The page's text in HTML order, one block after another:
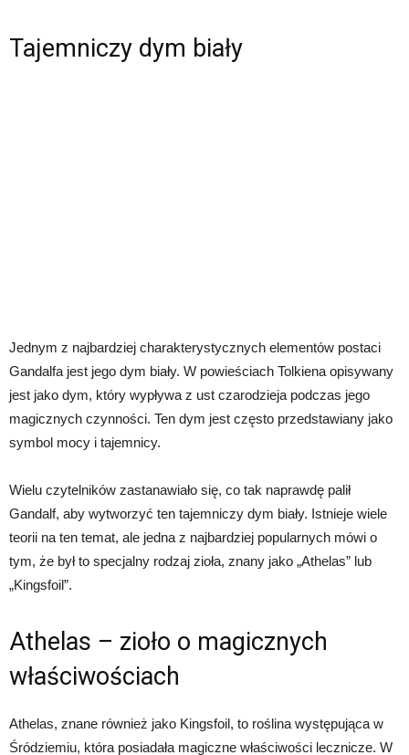
Tajemniczy dym biały
Jednym z najbardziej charakterystycznych elementów postaci
Gandalfa jest jego dym biały. W powieściach Tolkiena opisywany
jest jako dym, który wypływa z ust czarodzieja podczas jego
magicznych czynności. Ten dym jest często przedstawiany jako
symbol mocy i tajemnicy.
Wielu czytelników zastanawiało się, co tak naprawdę palił
Gandalf, aby wytworzyć ten tajemniczy dym biały. Istnieje wiele
teorii na ten temat, ale jedna z najbardziej popularnych mówi o
tym, że był to specjalny rodzaj zioła, znany jako „Athelas” lub
„Kingsfoil”.
Athelas – zioło o magicznych
właściwościach
Athelas, znane również jako Kingsfoil, to roślina występująca w
Śródziemiu, która posiadała magiczne właściwości lecznicze. W